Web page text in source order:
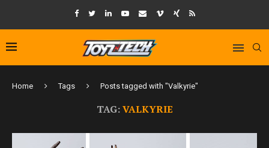
Home Tags Posts tagged with "Valkyrie"
TAG:VALKYRIE